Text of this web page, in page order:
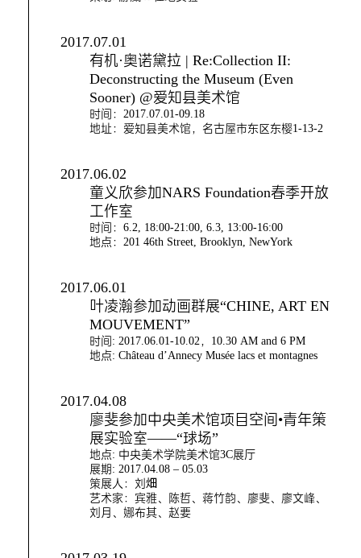
2017.07.01
有机·奥诺黛拉 | Re:Collection II:
Deconstructing the Museum (Even
Sooner) @爱知县美术馆
时间：2017.07.01-09.18
地址：爱知县美术馆，名古屋市东区东樱1-13-2
2017.06.02
童义欣参加NARS Foundation春季开放
工作室
时间：6.2, 18:00-21:00, 6.3, 13:00-16:00
地点：201 46th Street, Brooklyn, NewYork
2017.06.01
叶凌瀚参加动画群展“CHINE, ART EN
MOUVEMENT”
时间: 2017.06.01-10.02，10.30 AM and 6 PM
地点: Château d’Annecy Musée lacs et montagnes
2017.04.08
廖斐参加中央美术馆项目空间•青年策
展实验室——“球场”
地点: 中央美术学院美术馆3C展厅
展期: 2017.04.08 – 05.03
策展人：刘畑
艺术家：宾雅、陈哲、蒋竹韵、廖斐、廖文峰、
刘月、娜布其、赵要